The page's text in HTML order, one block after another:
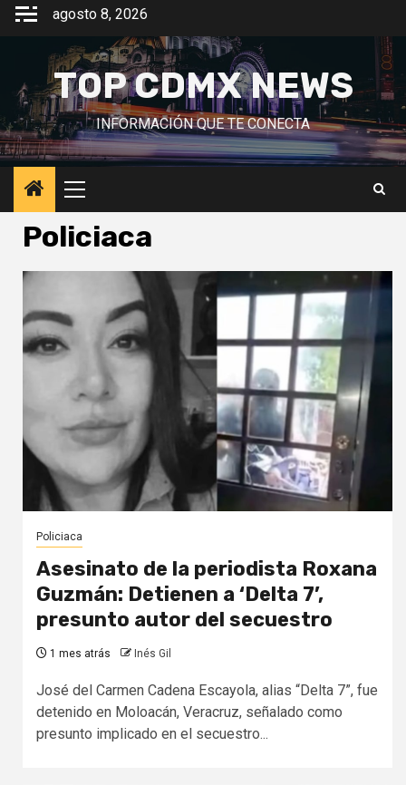
Saltar
contenido
agosto 8, 2026
TOP CDMX NEWS
INFORMACIÓN QUE TE CONECTA
Menú
principal
Policiaca
Policiaca
Asesinato de la periodista Roxana
Guzmán: Detienen a ‘Delta 7’,
presunto autor del secuestro
1 mes atrás Inés Gil
José del Carmen Cadena Escayola, alias “Delta 7”, fue
detenido en Moloacán, Veracruz, señalado como
presunto implicado en el secuestro...